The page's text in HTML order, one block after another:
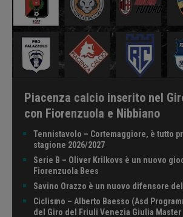
Piacenza calcio inserito nel
con Fiorenzuola e Nibbiano
Tennistavolo – Cortemaggiore, è tutto
stagione 2026/2027
Serie B – Oliver Krilkovs è un nuovo
Fiorenzuola Bees
Savino Orazzo è un nuovo difensore
Ciclismo – Alberto Baesso (Asd
del Giro del Friuli Venezia Giulia Master